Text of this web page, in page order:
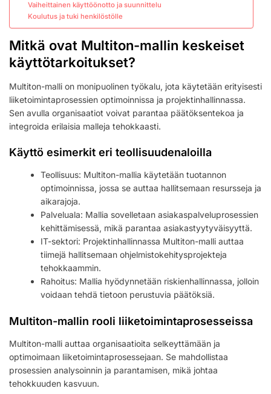
Vaiheittainen käyttöönotto ja suunnittelu
Koulutus ja tuki henkilöstölle
Mitkä ovat Multiton-mallin keskeiset
käyttötarkoitukset?
Multiton-malli on monipuolinen työkalu, jota käytetään erityisesti
liiketoimintaprosessien optimoinnissa ja projektinhallinnassa.
Sen avulla organisaatiot voivat parantaa päätöksentekoa ja
integroida erilaisia malleja tehokkaasti.
Käyttö esimerkit eri teollisuudenaloilla
Teollisuus: Multiton-mallia käytetään tuotannon
optimoinnissa, jossa se auttaa hallitsemaan resursseja ja
aikarajoja.
Palveluala: Mallia sovelletaan asiakaspalveluprosessien
kehittämisessä, mikä parantaa asiakastyytyväisyyttä.
IT-sektori: Projektinhallinnassa Multiton-malli auttaa
tiimejä hallitsemaan ohjelmistokehitysprojekteja
tehokkaammin.
Rahoitus: Mallia hyödynnetään riskienhallinnassa, jolloin
voidaan tehdä tietoon perustuvia päätöksiä.
Multiton-mallin rooli liiketoimintaprosesseissa
Multiton-malli auttaa organisaatioita selkeyttämään ja
optimoimaan liiketoimintaprosessejaan. Se mahdollistaa
prosessien analysoinnin ja parantamisen, mikä johtaa
tehokkuuden kasvuun.